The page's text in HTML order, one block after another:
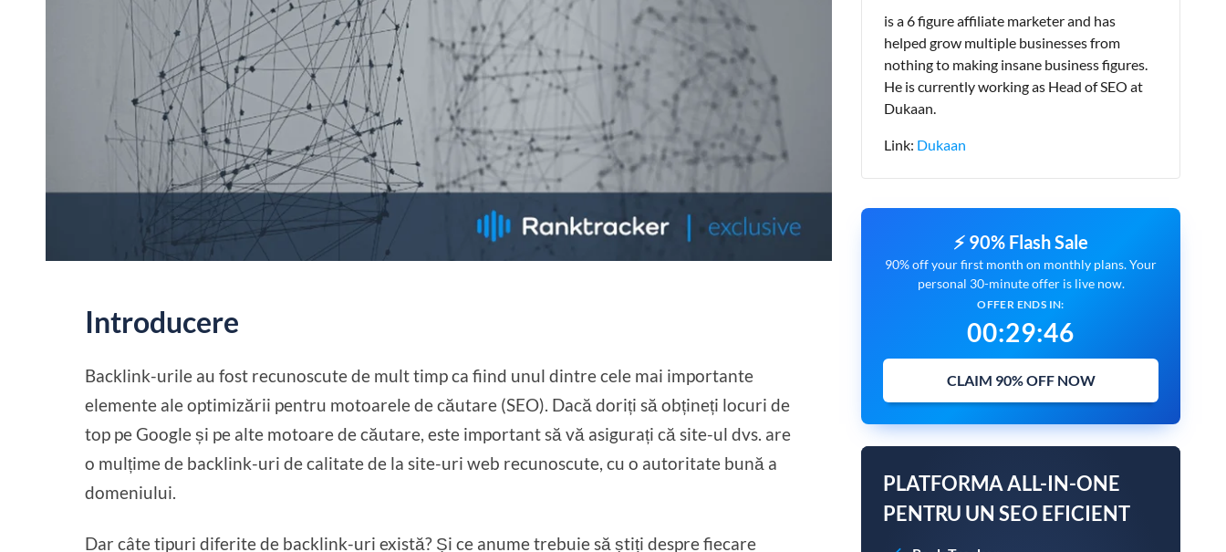
Introducere
Backlink-urile au fost recunoscute de mult timp ca fiind unul dintre cele mai importante
elemente ale optimizării pentru motoarele de căutare (SEO). Dacă doriți să obțineți locuri de
top pe Google și pe alte motoare de căutare, este important să vă asigurați că site-ul dvs. are
o mulțime de backlink-uri de calitate de la site-uri web recunoscute, cu o autoritate bună a
domeniului.
Dar câte tipuri diferite de backlink-uri există? Și ce anume trebuie să știți despre fiecare
is a 6 figure affiliate marketer and has
helped grow multiple businesses from
nothing to making insane business figures.
He is currently working as Head of SEO at
Dukaan.
Link: Dukaan
⚡ 90% Flash Sale
90% off your first month on monthly plans. Your
personal 30-minute offer is live now.
OFFER ENDS IN:
00:29:45
CLAIM 90% OFF NOW
PLATFORMA ALL-IN-ONE
PENTRU UN SEO EFICIENT